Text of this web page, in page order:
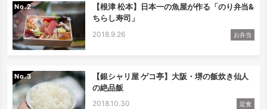
No.
【根津 松本】日本一の魚屋が作る「のり弁当&
ちらし寿司」
2018.9.26 お弁当
No.
【銀シャリ屋 ゲコ亭】大阪・堺の飯炊き仙人
の絶品飯
2018.10.30 定食